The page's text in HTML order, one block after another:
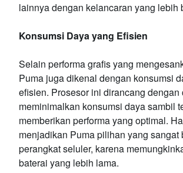
lainnya dengan kelancaran yang lebih
Konsumsi Daya yang Efisien
Selain performa grafis yang
Puma juga dikenal dengan konsumsi
efisien. Prosesor ini dirancang dengan
meminimalkan konsumsi daya sambil
memberikan performa yang optimal.
menjadikan Puma pilihan yang sangat
perangkat seluler, karena
baterai yang lebih lama.